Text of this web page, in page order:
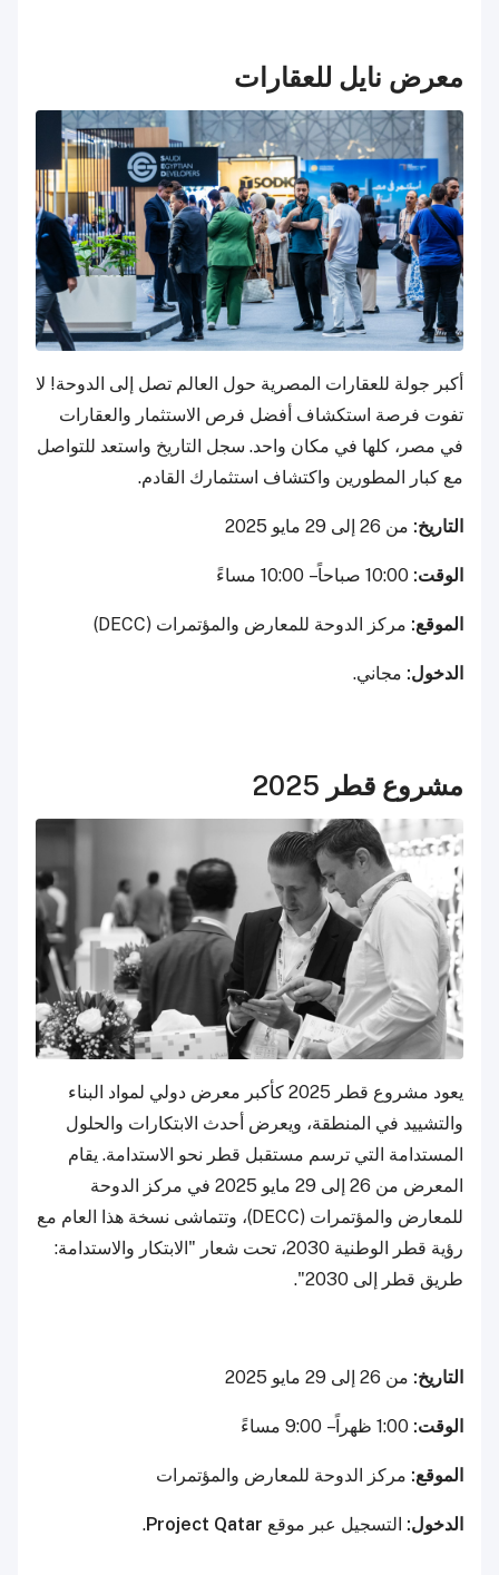
معرض نايل للعقارات
أكبر جولة للعقارات المصرية حول العالم تصل إلى الدوحة! لا
تفوت فرصة استكشاف أفضل فرص الاستثمار والعقارات
في مصر، كلها في مكان واحد. سجل التاريخ واستعد للتواصل
مع كبار المطورين واكتشاف استثمارك القادم.
التاريخ: من 26 إلى 29 مايو 2025
الوقت:
الموقع: مركز الدوحة للمعارض والمؤتمرات (DECC)
الدخول: مجاني.
مشروع قطر 2025
يعود مشروع قطر 2025 كأكبر معرض دولي لمواد البناء
والتشييد في المنطقة، ويعرض أحدث الابتكارات والحلول
المستدامة التي ترسم مستقبل قطر نحو الاستدامة. يقام
المعرض من 26 إلى 29 مايو 2025 في مركز الدوحة
للمعارض والمؤتمرات (DECC)، وتتماشى نسخة هذا العام مع
رؤية قطر الوطنية 2030، تحت شعار "الابتكار والاستدامة:
طريق قطر إلى 2030".
التاريخ: من 26 إلى 29 مايو 2025
الوقت:
الموقع: مركز الدوحة للمعارض والمؤتمرات
الدخول: التسجيل عبر موقع Project Qatar
.